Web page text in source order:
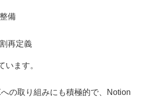
備
再定義
います。
の取り組みにも積極的で、Notion